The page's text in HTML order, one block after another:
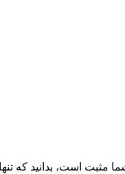
مثبت است، بدانید که